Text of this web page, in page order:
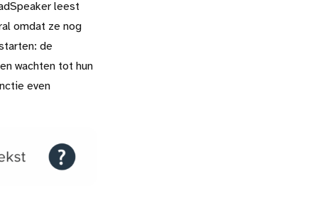
leest
omdat ze nog
de
wachten tot hun
even